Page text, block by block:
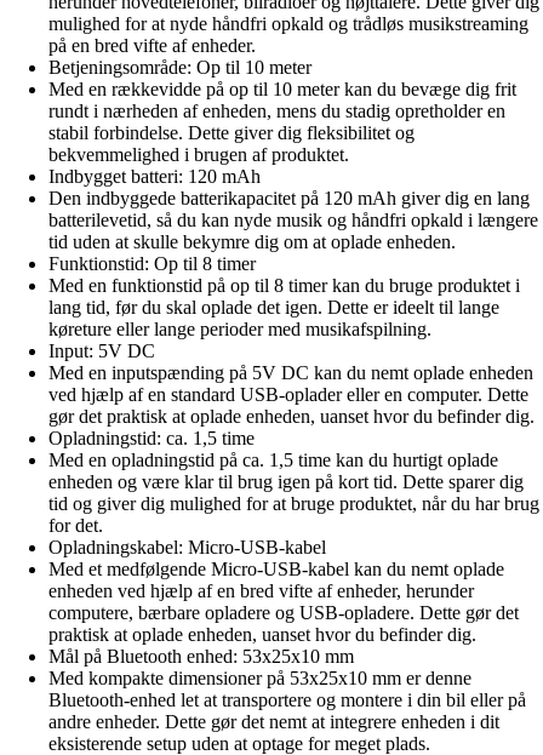
mulighed for at nyde håndfri opkald og trådløs musikstreaming
på en bred vifte af enheder.
Betjeningsområde: Op til 10 meter
Med en rækkevidde på op til 10 meter kan du bevæge dig frit
rundt i nærheden af enheden, mens du stadig opretholder en
stabil forbindelse. Dette giver dig fleksibilitet og
bekvemmelighed i brugen af produktet.
Indbygget batteri: 120 mAh
Den indbyggede batterikapacitet på 120 mAh giver dig en lang
batterilevetid, så du kan nyde musik og håndfri opkald i længere
tid uden at skulle bekymre dig om at oplade enheden.
Funktionstid: Op til 8 timer
Med en funktionstid på op til 8 timer kan du bruge produktet i
lang tid, før du skal oplade det igen. Dette er ideelt til lange
køreture eller lange perioder med musikafspilning.
Input: 5V DC
Med en inputspænding på 5V DC kan du nemt oplade enheden
ved hjælp af en standard USB-oplader eller en computer. Dette
gør det praktisk at oplade enheden, uanset hvor du befinder dig.
Opladningstid: ca. 1,5 time
Med en opladningstid på ca. 1,5 time kan du hurtigt oplade
enheden og være klar til brug igen på kort tid. Dette sparer dig
tid og giver dig mulighed for at bruge produktet, når du har brug
for det.
Opladningskabel: Micro-USB-kabel
Med et medfølgende Micro-USB-kabel kan du nemt oplade
enheden ved hjælp af en bred vifte af enheder, herunder
computere, bærbare opladere og USB-opladere. Dette gør det
praktisk at oplade enheden, uanset hvor du befinder dig.
Mål på Bluetooth enhed: 53x25x10 mm
Med kompakte dimensioner på 53x25x10 mm er denne
Bluetooth-enhed let at transportere og montere i din bil eller på
andre enheder. Dette gør det nemt at integrere enheden i dit
eksisterende setup uden at optage for meget plads.